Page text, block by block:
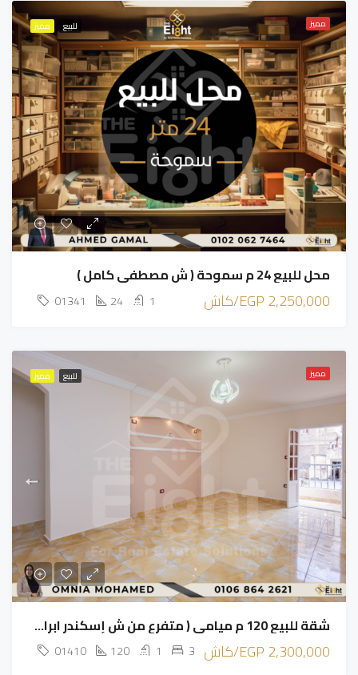
مميز للبيع مميز
محل للبيع 24 م سموحة ( ش مصطفي كامل )
2,250,000 EGP/كاش 1
24
01341
مميز للبيع مميز
شقة للبيع 120 م ميامي ( متفرع من ش إسكندر ابراهيم )
2,300,000 EGP/كاش 3
1
120
01410